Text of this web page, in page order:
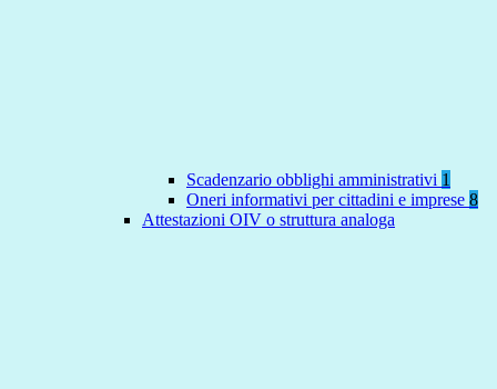
Scadenzario obblighi amministrativi 1
Oneri informativi per cittadini e imprese 8
Attestazioni OIV o struttura analoga